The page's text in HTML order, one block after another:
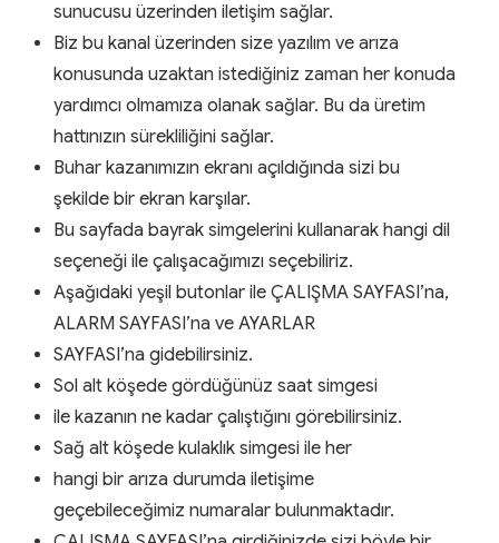
sunucusu üzerinden iletişim sağlar.
Biz bu kanal üzerinden size yazılım ve arıza
konusunda uzaktan istediğiniz zaman her konuda
yardımcı olmamıza olanak sağlar. Bu da üretim
hattınızın sürekliliğini sağlar.
Buhar kazanımızın ekranı açıldığında sizi bu
şekilde bir ekran karşılar.
Bu sayfada bayrak simgelerini kullanarak hangi dil
seçeneği ile çalışacağımızı seçebiliriz.
Aşağıdaki yeşil butonlar ile ÇALIŞMA SAYFASI’na,
ALARM SAYFASI’na ve AYARLAR
SAYFASI’na gidebilirsiniz.
Sol alt köşede gördüğünüz saat simgesi
ile kazanın ne kadar çalıştığını görebilirsiniz.
Sağ alt köşede kulaklık simgesi ile her
hangi bir arıza durumda iletişime
geçebileceğimiz numaralar bulunmaktadır.